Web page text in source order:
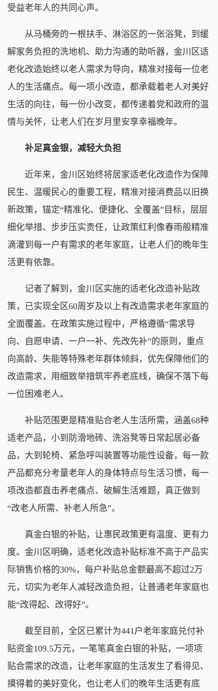
受益老年人的共同心声。
从马桶旁的一根扶手、淋浴区的一张浴凳，到缓
解家务负担的洗地机、助力沟通的助听器，金川区适
老化改造始终以老人需求为导向，精准对接每一位老
人的生活痛点。每一项小改造，都承载着老人对美好
生活的向往，每一份小改变，都传递着党和政府的温
情与关怀，让老人们在岁月里安享幸福晚年。
补足真金银，减轻大负担
近年来，金川区始终将居家适老化改造作为保障
民生、温暖民心的重要工程，精准对接消费品以旧换
新政策，锚定“精准化、便捷化、全覆盖”目标，层层
细化举措、步步压实责任，让政策红利像春雨般精准
滴灌到每一户有需求的老年家庭，让老人们的晚年生
活更有依靠。
记者了解到，金川区实施的适老化改造补贴政
策，已实现全区60周岁及以上有改造需求老年家庭的
全面覆盖。在政策实施过程中，严格遵循“需求导
向、自愿申请、一户一补、先改先补”的原则，重点
向高龄、失能等特殊老年群体倾斜，优先保障他们的
改造需求，用细致举措筑牢养老底线，确保不落下每
一位困难老人。
补贴范围更是精准贴合老人生活所需，涵盖68种
适老产品，小到防滑地砖、洗浴凳等日常起居必备
品，大到轮椅、紧急呼叫装置等功能性设备，每一款
产品都充分考量老年人的身体特点与生活习惯，每一
项改造都直击养老痛点、破解生活难题，真正做到
“改老人所需、补老人所急”。
真金白银的补贴，让惠民政策更有温度、更有力
度。金川区明确，适老化改造补贴标准不高于产品实
际销售价格的30%，每户补贴总金额最高不超过2万
元，切实为老年人减轻改造负担，让普通老年家庭也
能“改得起、改得好”。
截至目前，全区已累计为441户老年家庭兑付补
贴资金109.5万元，一笔笔真金白银的补贴，一项项
贴合需求的改造，让老年家庭的生活发生了看得见、
摸得着的美好变化，也让老人们的晚年生活更有底